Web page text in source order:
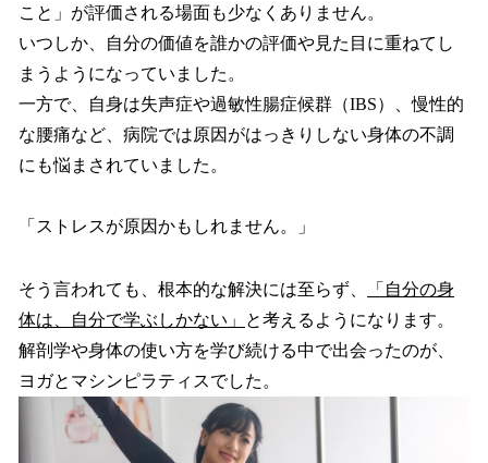
こと」が評価される場面も少なくありません。
いつしか、自分の価値を誰かの評価や見た目に重ねてし
まうようになっていました。
一方で、自身は失声症や過敏性腸症候群（IBS）、慢性的
な腰痛など、病院では原因がはっきりしない身体の不調
にも悩まされていました。
「ストレスが原因かもしれません。」
そう言われても、根本的な解決には至らず、
「自分の身
体は、自分で学ぶしかない」
と考えるようになります。
解剖学や身体の使い方を学び続ける中で出会ったのが、
ヨガとマシンピラティスでした。